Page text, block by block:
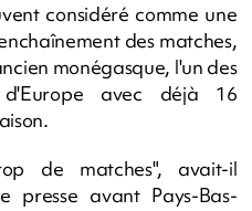
considéré comme une
des matches,
monégasque, l'un des
avec déjà 16
de matches", avait-il
presse avant Pays-Bas-